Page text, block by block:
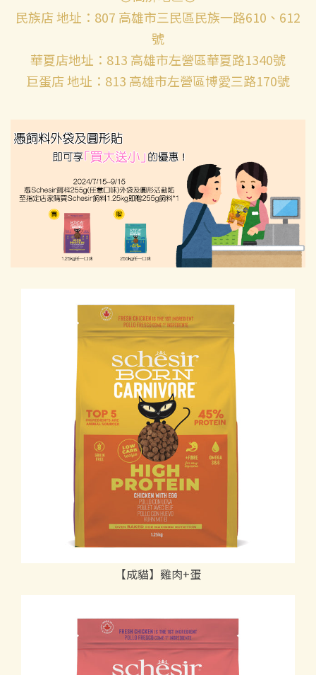
民族店 地址：807 高雄市三民區民族一路610、612
號
華夏店地址：813 高雄市左營區華夏路1340號
巨蛋店 地址：813 高雄市左營區博愛三路170號
【成貓】雞肉+蛋